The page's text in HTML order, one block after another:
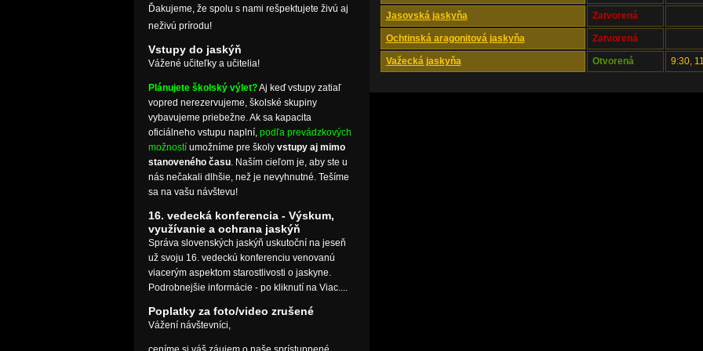
Jasovská jaskyňa Zatvorená
Ochtinská aragonitová jaskyňa Zatvorená
Važecká jaskyňa Otvorená 9:30,
Ďakujeme, že spolu s nami rešpektujete živú aj
neživú prírodu!
Vstupy do jaskýň
Vážené učiteľky a učitelia!
Plánujete školský výlet?Aj keď vstupy zatiaľ
vopred nerezervujeme, školské skupiny
vybavujeme priebežne. Ak sa kapacita
oficiálneho vstupu naplní, podľa prevádzkových
možnostíumožníme pre školy vstupy aj mimo
stanoveného času. Naším cieľom je, aby ste u
nás nečakali dlhšie, než je nevyhnutné. Tešíme
sa na vašu návštevu!
16. vedecká konferencia - Výskum,
využívanie a ochrana jaskýň
Správa slovenských jaskýň uskutoční na jeseň
už svoju 16. vedeckú konferenciu venovanú
viacerým aspektom starostlivosti o jaskyne.
Podrobnejšie informácie - po kliknutí na Viac....
Poplatky za foto/video zrušené
Vážení návštevníci,